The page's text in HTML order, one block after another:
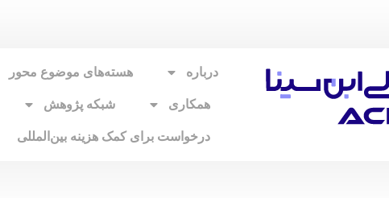
درباره هسته‌های موضوع محور
همکاری شبکه پژوهش
درخواست برای کمک هزینه بین‌المللی